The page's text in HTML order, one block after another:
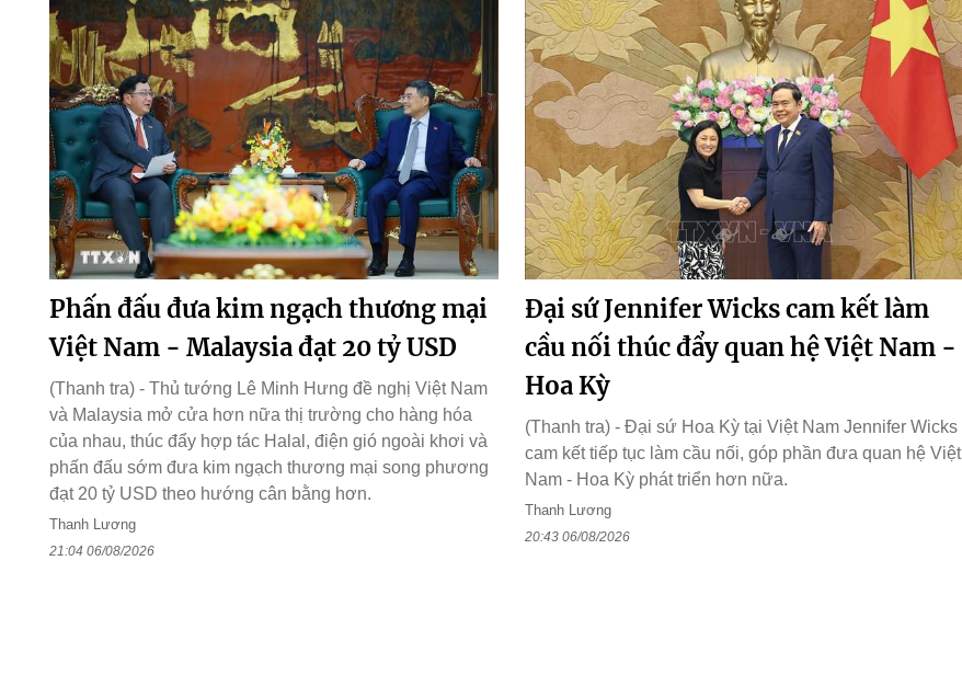
Phấn đấu đưa kim ngạch thương mại
Việt Nam - Malaysia đạt 20 tỷ USD
(Thanh tra) - Thủ tướng Lê Minh Hưng đề nghị Việt Nam
và Malaysia mở cửa hơn nữa thị trường cho hàng hóa
của nhau, thúc đẩy hợp tác Halal, điện gió ngoài khơi và
phấn đấu sớm đưa kim ngạch thương mại song phương
đạt 20 tỷ USD theo hướng cân bằng hơn.
Thanh Lương
21:04 06/08/2026
Đại sứ Jennifer Wicks cam kết làm
cầu nối thúc đẩy quan hệ Việt Nam -
Hoa Kỳ
(Thanh tra) - Đại sứ Hoa Kỳ tại Việt Nam Jennifer Wicks
cam kết tiếp tục làm cầu nối, góp phần đưa quan hệ Việt
Nam - Hoa Kỳ phát triển hơn nữa.
Thanh Lương
20:43 06/08/2026